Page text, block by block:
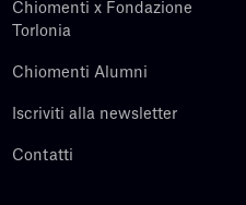
Chiomenti x Fondazione
Torlonia
Chiomenti Alumni
Iscriviti alla newsletter
Contatti